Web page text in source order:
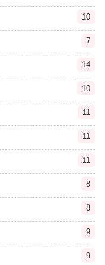
10
7
14
10
11
11
11
8
8
9
9